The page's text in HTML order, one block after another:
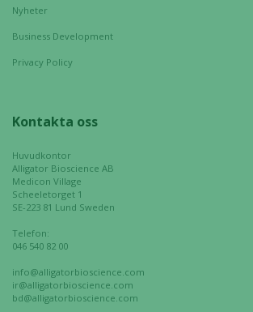
Nyheter
Business Development
Privacy Policy
Kontakta oss
Huvudkontor
Alligator Bioscience AB
Medicon Village
Scheeletorget 1
SE-223 81 Lund Sweden
Telefon:
046 540 82 00
info@alligatorbioscience.com
ir@alligatorbioscience.com
bd@alligatorbioscience.com